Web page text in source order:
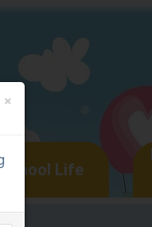
×
School Life